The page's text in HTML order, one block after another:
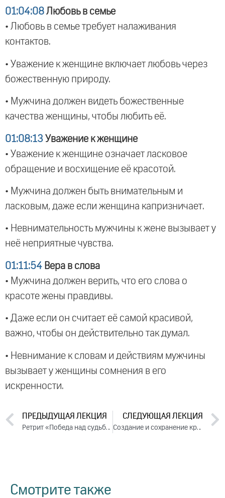
01:04:08 Любовь в семье
• Любовь в семье требует налаживания
контактов.
• Уважение к женщине включает любовь через
божественную природу.
• Мужчина должен видеть божественные
качества женщины, чтобы любить её.
01:08:13 Уважение к женщине
• Уважение к женщине означает ласковое
обращение и восхищение её красотой.
• Мужчина должен быть внимательным и
ласковым, даже если женщина капризничает.
• Невнимательность мужчины к жене вызывает у
неё неприятные чувства.
01:11:54 Вера в слова
• Мужчина должен верить, что его слова о
красоте жены правдивы.
• Даже если он считает её самой красивой,
важно, чтобы он действительно так думал.
• Невнимание к словам и действиям мужчины
вызывает у женщины сомнения в его
искренности.
ПРЕДЫДУЩАЯ ЛЕКЦИЯ
Ретрит «Победа над судьбой». День 3 (2024)
СЛЕДУЮЩАЯ ЛЕКЦИЯ
Создание и сохранение крепкой семьи в условиях современной жизни. День 1. Часть 2 (2024)
Смотрите также